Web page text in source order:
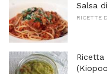
Salsa
RICETTE
Ricetta